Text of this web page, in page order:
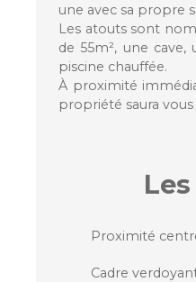
une avec sa propre
Les atouts sont
de 55m², une
piscine chauffée.
À proximité
propriété saura
Proximité
Cadre